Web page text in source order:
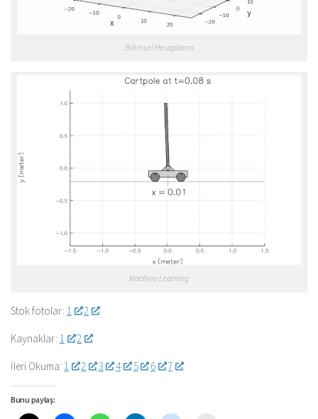
Bilimsel Hesaplama
Machine Learning
Stok fotolar: 1 2
Kaynaklar: 1 2
İleri Okuma: 1 2 3 4 5 6 7
Bunu paylaş: